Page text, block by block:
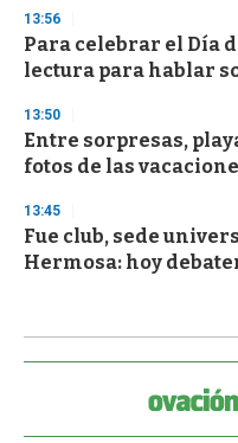
13:56
Para celebrar el Día
lectura para hablar
13:50
Entre sorpresas,
fotos de las
13:45
Fue club, sede
Hermosa: hoy